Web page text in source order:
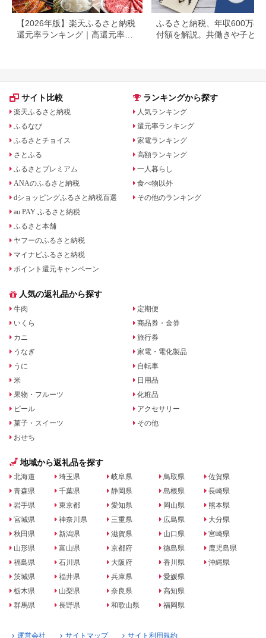
【2026年版】楽天ふるさと納税
還元率ランキング｜高還元率返
ふるさと納税、年収600万の
付額を解説。共働きや子ども
サイト比較
楽天ふるさと納税
ふるなび
ふるさとチョイス
さとふる
ふるさとプレミアム
ANAのふるさと納税
dショッピングふるさと納税百選
au PAY ふるさと納税
ふるさと本舗
ヤフーのふるさと納税
マイナビふるさと納税
ポイント還元キャンペーン
ランキングから探す
人気ランキング
還元率ランキング
家電ランキング
高額ランキング
一人暮らし
食べ物以外
その他のランキング
人気の返礼品から探す
牛肉
いくら
カニ
うなぎ
うに
米
果物・フルーツ
ビール
菓子・スイーツ
おせち
定期便
商品券・金券
旅行券
家電・電化製品
自転車
日用品
化粧品
アクセサリー
その他
地域から返礼品を探す
北海道
青森県
岩手県
宮城県
秋田県
山形県
福島県
茨城県
栃木県
群馬県
埼玉県
千葉県
東京都
神奈川県
新潟県
富山県
石川県
福井県
山梨県
長野県
岐阜県
静岡県
愛知県
三重県
滋賀県
京都府
大阪府
兵庫県
奈良県
和歌山県
鳥取県
島根県
岡山県
広島県
山口県
徳島県
香川県
愛媛県
高知県
福岡県
佐賀県
長崎県
熊本県
大分県
宮崎県
鹿児島県
沖縄県
運営会社 サイトマップ サイト利用規約